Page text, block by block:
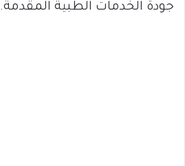
جودة الخدمات الطبية المقدمة.